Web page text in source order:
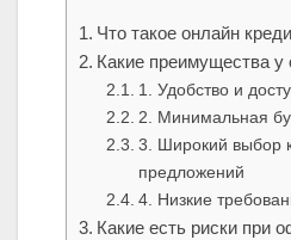
Что такое онлайн
Какие преимущества у
1. Удобство и
2. Минимальная
3. Широкий выбор
предложений
4. Низкие
Какие есть риски при